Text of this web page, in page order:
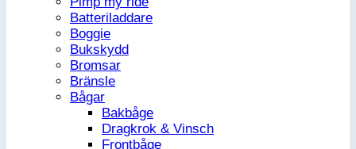
Batteriladdare
Boggie
Bukskydd
Bromsar
Bränsle
Bågar
Bakbåge
Dragkrok & Vinsch
Frontbåge